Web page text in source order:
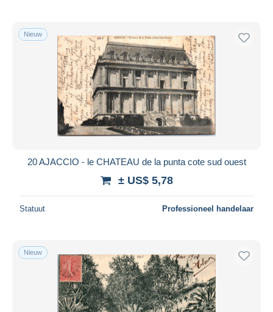
Nieuw
20 AJACCIO - le CHATEAU de la punta cote sud ouest
± US$ 5,78
Statuut Professioneel handelaar
Nieuw